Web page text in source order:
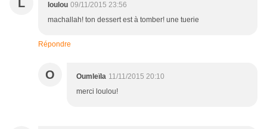
L loulou 09/11/2015 23:56
machallah! ton dessert est à tomber! une tuerie
Répondre
O Oumleïla 11/11/2015 20:10
merci loulou!